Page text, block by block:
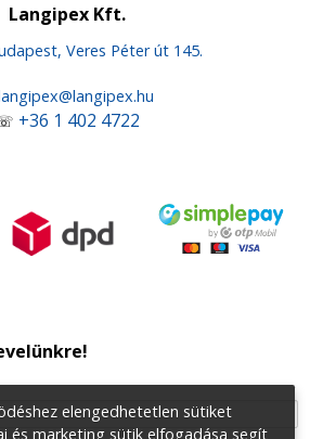
Langipex Kft.
Veres Péter út 145.
+36 1 402 4722
elengedhetetlen sütiket
és marketing sütik elfogadása segít